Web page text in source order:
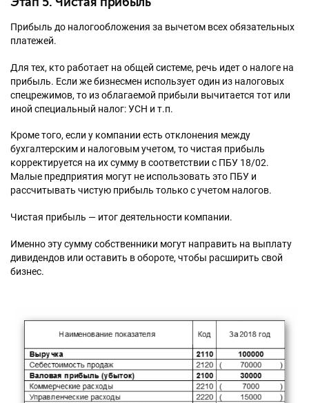
Этап 5. Чистая прибыль
Прибыль до налогообложения за вычетом всех обязательных
платежей.
Для тех, кто работает на общей системе, речь идет о налоге на
прибыль. Если же бизнесмен использует один из налоговых
спецрежимов, то из облагаемой прибыли вычитается тот или
иной специальный налог: УСН и т.п.
Кроме того, если у компании есть отклонения между
бухгалтерским и налоговым учетом, то чистая прибыль
корректируется на их сумму в соответствии с ПБУ 18/02.
Малые предприятия могут не использовать это ПБУ и
рассчитывать чистую прибыль только с учетом налогов.
Чистая прибыль — итог деятельности компании.
Именно эту сумму собственники могут направить на выплату
дивидендов или оставить в обороте, чтобы расширить свой
бизнес.